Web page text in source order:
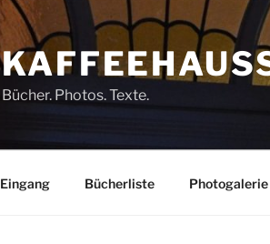
Bücher. Photos. Texte.
Eingang Bücherliste Photogalerie